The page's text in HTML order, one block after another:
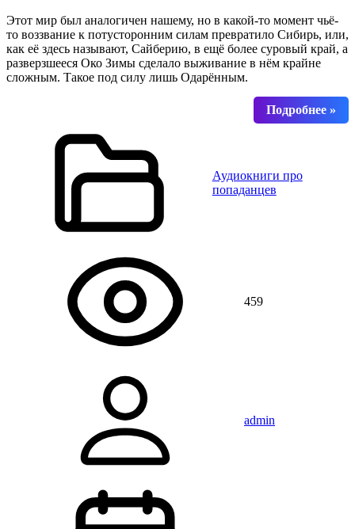
Этот мир был аналогичен нашему, но в какой-то момент чьё-
то воззвание к потусторонним силам превратило Сибирь, или,
как её здесь называют, Сайберию, в ещё более суровый край, а
разверзшееся Око Зимы сделало выживание в нём крайне
сложным. Такое под силу лишь Одарённым.
Аудиокниги про
попаданцев
459
admin